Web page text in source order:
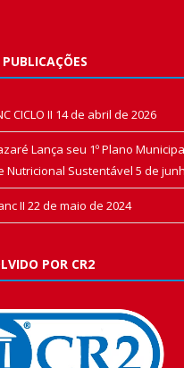
CICLO II 14 de abril de 2026
Lança seu 1º Plano
Nutricional Sustentável 5 de
II 22 de maio de 2024
POR CR2